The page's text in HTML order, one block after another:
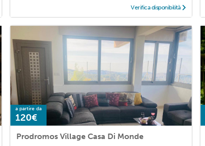
Verifica disponibilità
a partire da
120€
Prodromos Village Casa Di Monde